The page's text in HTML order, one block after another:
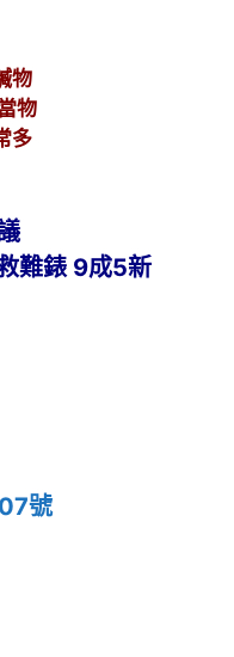
物
物
多
難錶 9成5新
號